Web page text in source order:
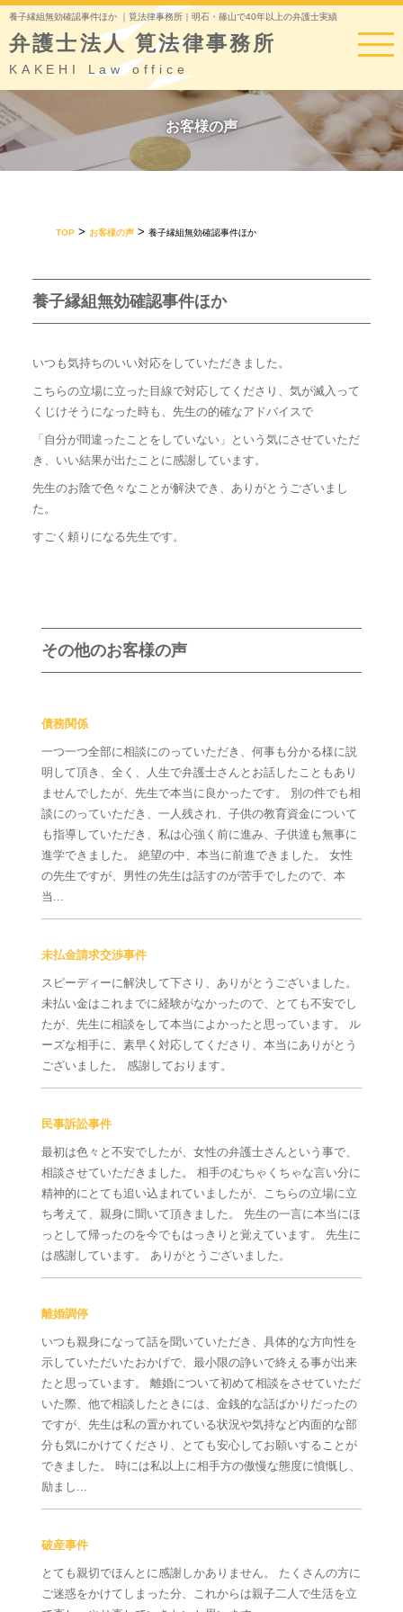
養子縁組無効確認事件ほか ｜筧法律事務所｜明石・篠山で40年以上の弁護士実績
弁護士法人 筧法律事務所
KAKEHI Law office
お客様の声
TOP > お客様の声 > 養子縁組無効確認事件ほか
養子縁組無効確認事件ほか
いつも気持ちのいい対応をしていただきました。
こちらの立場に立った目線で対応してくださり、気が滅入って
くじけそうになった時も、先生の的確なアドバイスで
「自分が間違ったことをしていない」という気にさせていただ
き、いい結果が出たことに感謝しています。
先生のお陰で色々なことが解決でき、ありがとうございまし
た。
すごく頼りになる先生です。
その他のお客様の声
債務関係
一つ一つ全部に相談にのっていただき、何事も分かる様に説
明して頂き、全く、人生で弁護士さんとお話したこともあり
ませんでしたが、先生で本当に良かったです。 別の件でも相
談にのっていただき、一人残され、子供の教育資金について
も指導していただき、私は心強く前に進み、子供達も無事に
進学できました。 絶望の中、本当に前進できました。 女性
の先生ですが、男性の先生は話すのが苦手でしたので、本
当...
未払金請求交渉事件
スピーディーに解決して下さり、ありがとうございました。
未払い金はこれまでに経験がなかったので、とても不安でし
たが、先生に相談をして本当によかったと思っています。 ル
ーズな相手に、素早く対応してくださり、本当にありがとう
ございました。 感謝しております。
民事訴訟事件
最初は色々と不安でしたが、女性の弁護士さんという事で、
相談させていただきました。 相手のむちゃくちゃな言い分に
精神的にとても追い込まれていましたが、こちらの立場に立
ち考えて、親身に聞いて頂きました。 先生の一言に本当にほ
っとして帰ったのを今でもはっきりと覚えています。 先生に
は感謝しています。 ありがとうございました。
離婚調停
いつも親身になって話を聞いていただき、具体的な方向性を
示していただいたおかげで、最小限の諍いで終える事が出来
たと思っています。 離婚について初めて相談をさせていただ
いた際、他で相談したときには、金銭的な話ばかりだったの
ですが、先生は私の置かれている状況や気持など内面的な部
分も気にかけてくださり、とても安心してお願いすることが
できました。 時には私以上に相手方の傲慢な態度に憤慨し、
励まし...
破産事件
とても親切でほんとに感謝しかありません。 たくさんの方に
ご迷惑をかけてしまった分、これからは親子二人で生活を立